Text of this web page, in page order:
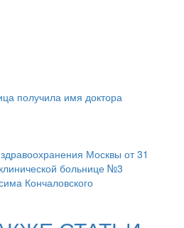
получила имя доктора
Москвы от 31
больнице №3
Кончаловского